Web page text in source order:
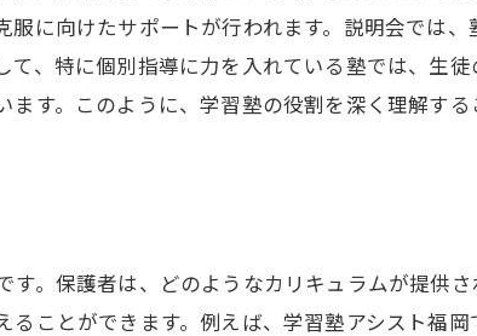
知ることが不安解消につながる
消の具体的事例
習塾の進路指導の重要性
で果たす役割
で見るべきポイント
に向けたサポートが行われます。説明会では
、特に個別指導に力を入れている塾では、生
す。このように、学習塾の役割を深く理解す
。保護者は、どのようなカリキュラムが提供
ことができます。例えば、学習塾アシスト福